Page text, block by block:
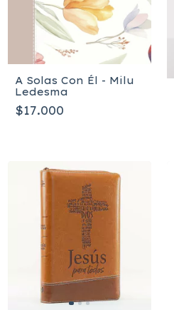
A Solas Con Él - Milu
Ledesma
$17.000